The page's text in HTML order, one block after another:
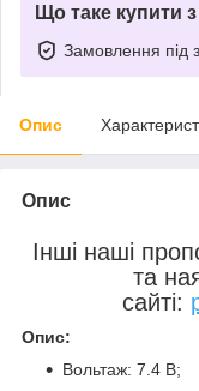
Що таке купити
Замовлення під
Опис
Опис
Інші наші
та
сайті:
Опис:
Вольтаж: 7.4 В;